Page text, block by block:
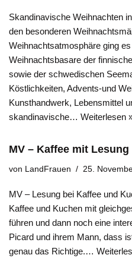
Skandinavische Weihnachten
den besonderen
Weihnachtsatmosphäre ging
Weihnachtsbasare der
sowie der schwedischen
Köstlichkeiten, Advents-und
Kunsthandwerk, Lebensmittel
skandinavische… Weiterlesen
MV – Kaffee mit Lesung
von LandFrauen 25.
MV – Lesung bei Kaffee und
Kaffee und Kuchen mit
führen und dann noch eine
Picard und ihrem Mann, dass
genau das Richtige.…